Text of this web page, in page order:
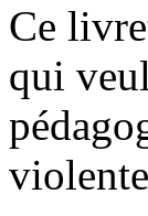
Ce
qui